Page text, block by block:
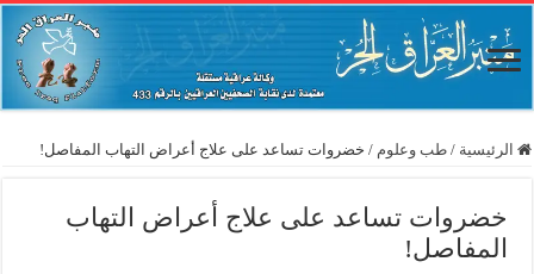
الرئيسية / طب وعلوم / خضروات تساعد على علاج أعراض التهاب المفاصل!
خضروات تساعد على علاج أعراض التهاب
المفاصل!